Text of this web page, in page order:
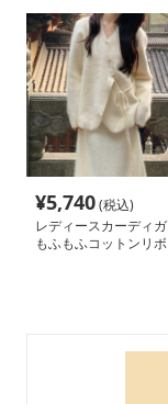
¥5,740(税込)
レディースカーディ
もふもふコットンリ